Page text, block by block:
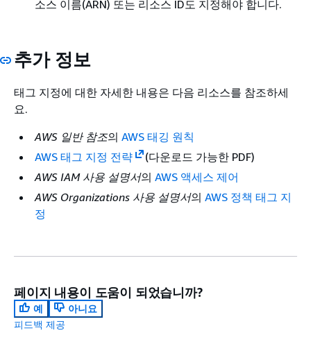
소스 이름(ARN) 또는 리소스 ID도 지정해야 합니다.
추가 정보
태그 지정에 대한 자세한 내용은 다음 리소스를 참조하세
요.
AWS 일반 참조의 AWS 태깅 원칙
AWS 태그 지정 전략
(다운로드 가능한 PDF)
AWS IAM 사용 설명서의 AWS 액세스 제어
AWS Organizations 사용 설명서의 AWS 정책 태그 지
정
페이지 내용이 도움이 되었습니까?
예
아니요
피드백 제공